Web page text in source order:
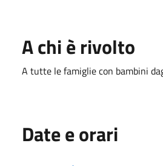
A chi è rivolto
A tutte le famiglie con bambini
Date e orari